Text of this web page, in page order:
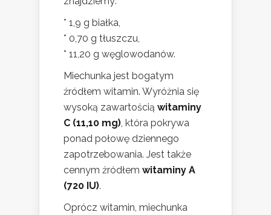
* 1,9 g białka,
* 0,70 g tłuszczu,
* 11,20 g węglowodanów.
Miechunka jest bogatym
źródłem witamin. Wyróżnia się
wysoką zawartością witaminy
C (11,10 mg), która pokrywa
ponad połowę dziennego
zapotrzebowania. Jest także
cennym źródłem witaminy A
(720 IU).
Oprócz witamin, miechunka